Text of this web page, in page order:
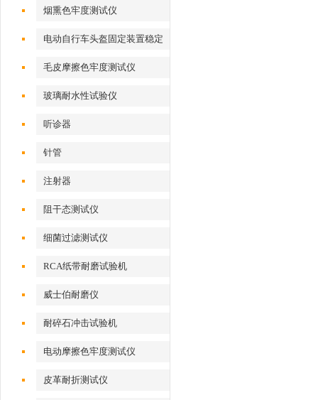
烟熏色牢度测试仪
电动自行车头盔固定装置稳定
性测试仪
毛皮摩擦色牢度测试仪
玻璃耐水性试验仪
听诊器
针管
注射器
阻干态测试仪
细菌过滤测试仪
RCA纸带耐磨试验机
威士伯耐磨仪
耐碎石冲击试验机
电动摩擦色牢度测试仪
皮革耐折测试仪